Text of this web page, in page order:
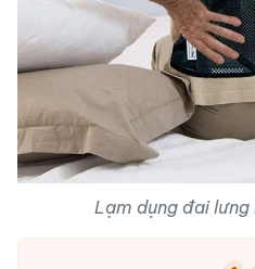
Lạm dụng đai